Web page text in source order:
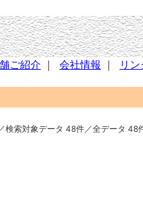
ご紹介 ｜ 会社情報 ｜ リン
検索対象データ 48件／全データ 48